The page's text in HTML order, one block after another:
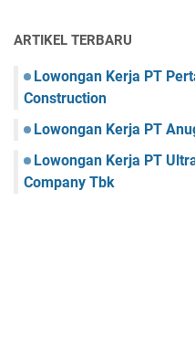
ARTIKEL TERBARU
Lowongan Kerja PT
Construction
Lowongan Kerja PT
Lowongan Kerja PT
Company Tbk